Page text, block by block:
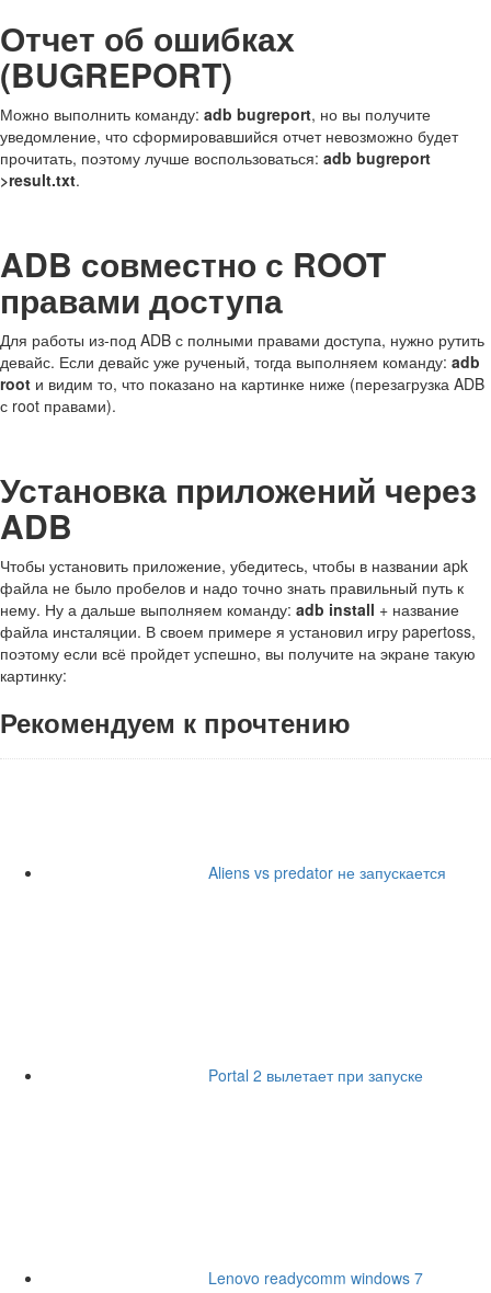
Отчет об ошибках
(BUGREPORT)
Можно выполнить команду: adb bugreport, но вы получите
уведомление, что сформировавшийся отчет невозможно будет
прочитать, поэтому лучше воспользоваться: adb bugreport
>result.txt.
ADB совместно с ROOT
правами доступа
Для работы из-под ADB с полными правами доступа, нужно рутить
девайс. Если девайс уже рученый, тогда выполняем команду: adb
root и видим то, что показано на картинке ниже (перезагрузка ADB
с root правами).
Установка приложений через
ADB
Чтобы установить приложение, убедитесь, чтобы в названии apk
файла не было пробелов и надо точно знать правильный путь к
нему. Ну а дальше выполняем команду: adb install + название
файла инсталяции. В своем примере я установил игру papertoss,
поэтому если всё пройдет успешно, вы получите на экране такую
картинку:
Рекомендуем к прочтению
Aliens vs predator не запускается
Portal 2 вылетает при запуске
Lenovo readycomm windows 7